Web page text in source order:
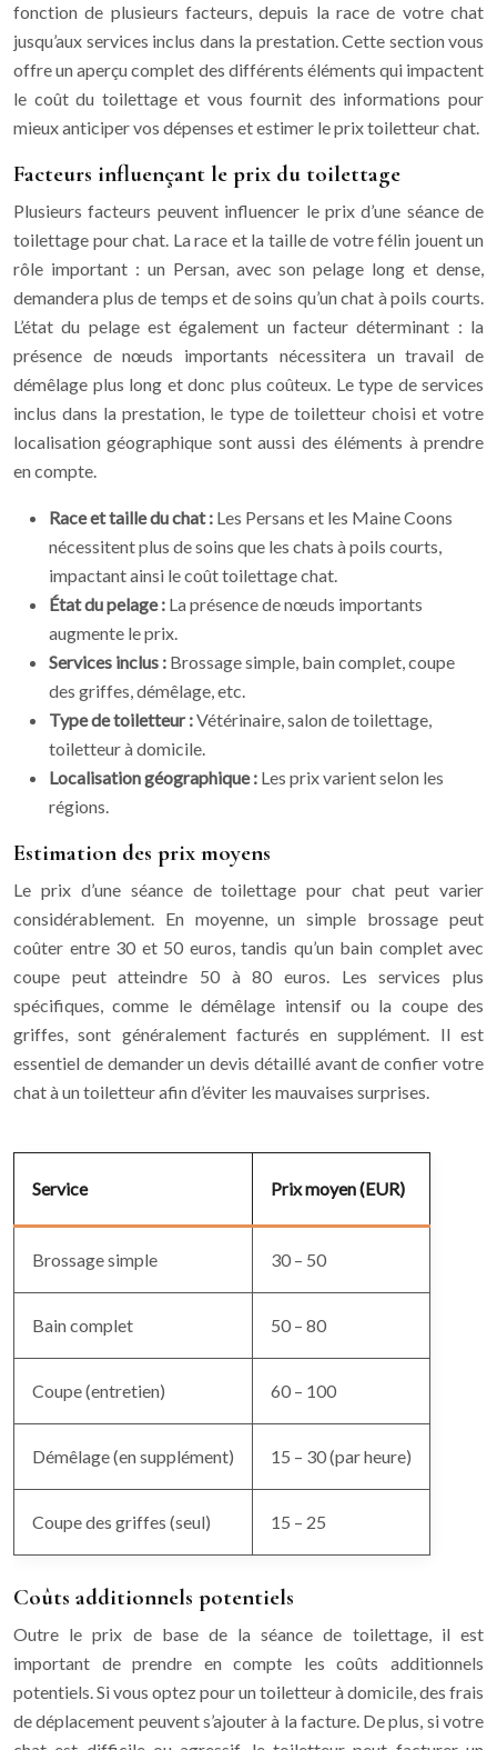
fonction de plusieurs facteurs, depuis la race de votre chat
jusqu’aux services inclus dans la prestation. Cette section vous
offre un aperçu complet des différents éléments qui impactent
le coût du toilettage et vous fournit des informations pour
mieux anticiper vos dépenses et estimer le prix toiletteur chat.
Facteurs influençant le prix du toilettage
Plusieurs facteurs peuvent influencer le prix d’une séance de
toilettage pour chat. La race et la taille de votre félin jouent un
rôle important : un Persan, avec son pelage long et dense,
demandera plus de temps et de soins qu’un chat à poils courts.
L’état du pelage est également un facteur déterminant : la
présence de nœuds importants nécessitera un travail de
démêlage plus long et donc plus coûteux. Le type de services
inclus dans la prestation, le type de toiletteur choisi et votre
localisation géographique sont aussi des éléments à prendre
en compte.
Race et taille du chat : Les Persans et les Maine Coons
nécessitent plus de soins que les chats à poils courts,
impactant ainsi le coût toilettage chat.
État du pelage : La présence de nœuds importants
augmente le prix.
Services inclus : Brossage simple, bain complet, coupe
des griffes, démêlage, etc.
Type de toiletteur :Vétérinaire, salon de toilettage,
toiletteur à domicile.
Localisation géographique : Les prix varient selon les
régions.
Estimation des prix moyens
Le prix d’une séance de toilettage pour chat peut varier
considérablement. En moyenne, un simple brossage peut
coûter entre 30 et 50 euros, tandis qu’un bain complet avec
coupe peut atteindre 50 à 80 euros. Les services plus
spécifiques, comme le démêlage intensif ou la coupe des
griffes, sont généralement facturés en supplément. Il est
essentiel de demander un devis détaillé avant de confier votre
chat à un toiletteur afin d’éviter les mauvaises surprises.
Service Prix moyen (EUR)
Brossage simple 30 – 50
Bain complet 50 – 80
Coupe (entretien) 60 – 100
Démêlage (en supplément) 15 – 30 (par heure)
Coupe des griffes (seul) 15 – 25
Coûts additionnels potentiels
Outre le prix de base de la séance de toilettage, il est
important de prendre en compte les coûts additionnels
potentiels. Si vous optez pour un toiletteur à domicile, des frais
de déplacement peuvent s’ajouter à la facture. De plus, si votre